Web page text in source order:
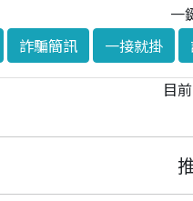
一
詐騙簡訊 一接就掛
目